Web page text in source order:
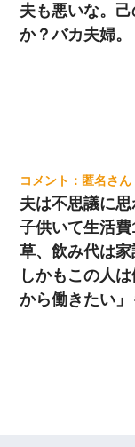
夫も悪いな。
か？バカ夫婦。
匿名
夫は不思議に思
子供いて生活
草、飲み代は
しかもこの人
から働きたい